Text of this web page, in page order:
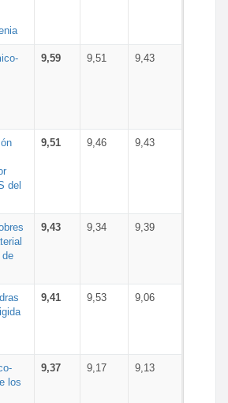
9,59 9,51 9,43
del
9,51 9,46 9,43
de
9,43 9,34 9,39
9,41 9,53 9,06
los
9,37 9,17 9,13